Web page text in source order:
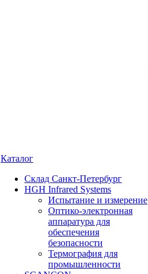
Каталог
Cклад Санкт-Петербург
HGH Infrared Systems
Испытание и измерение
Оптико-электронная
аппаратура для
обеспечения
безопасности
Термография для
промышленности